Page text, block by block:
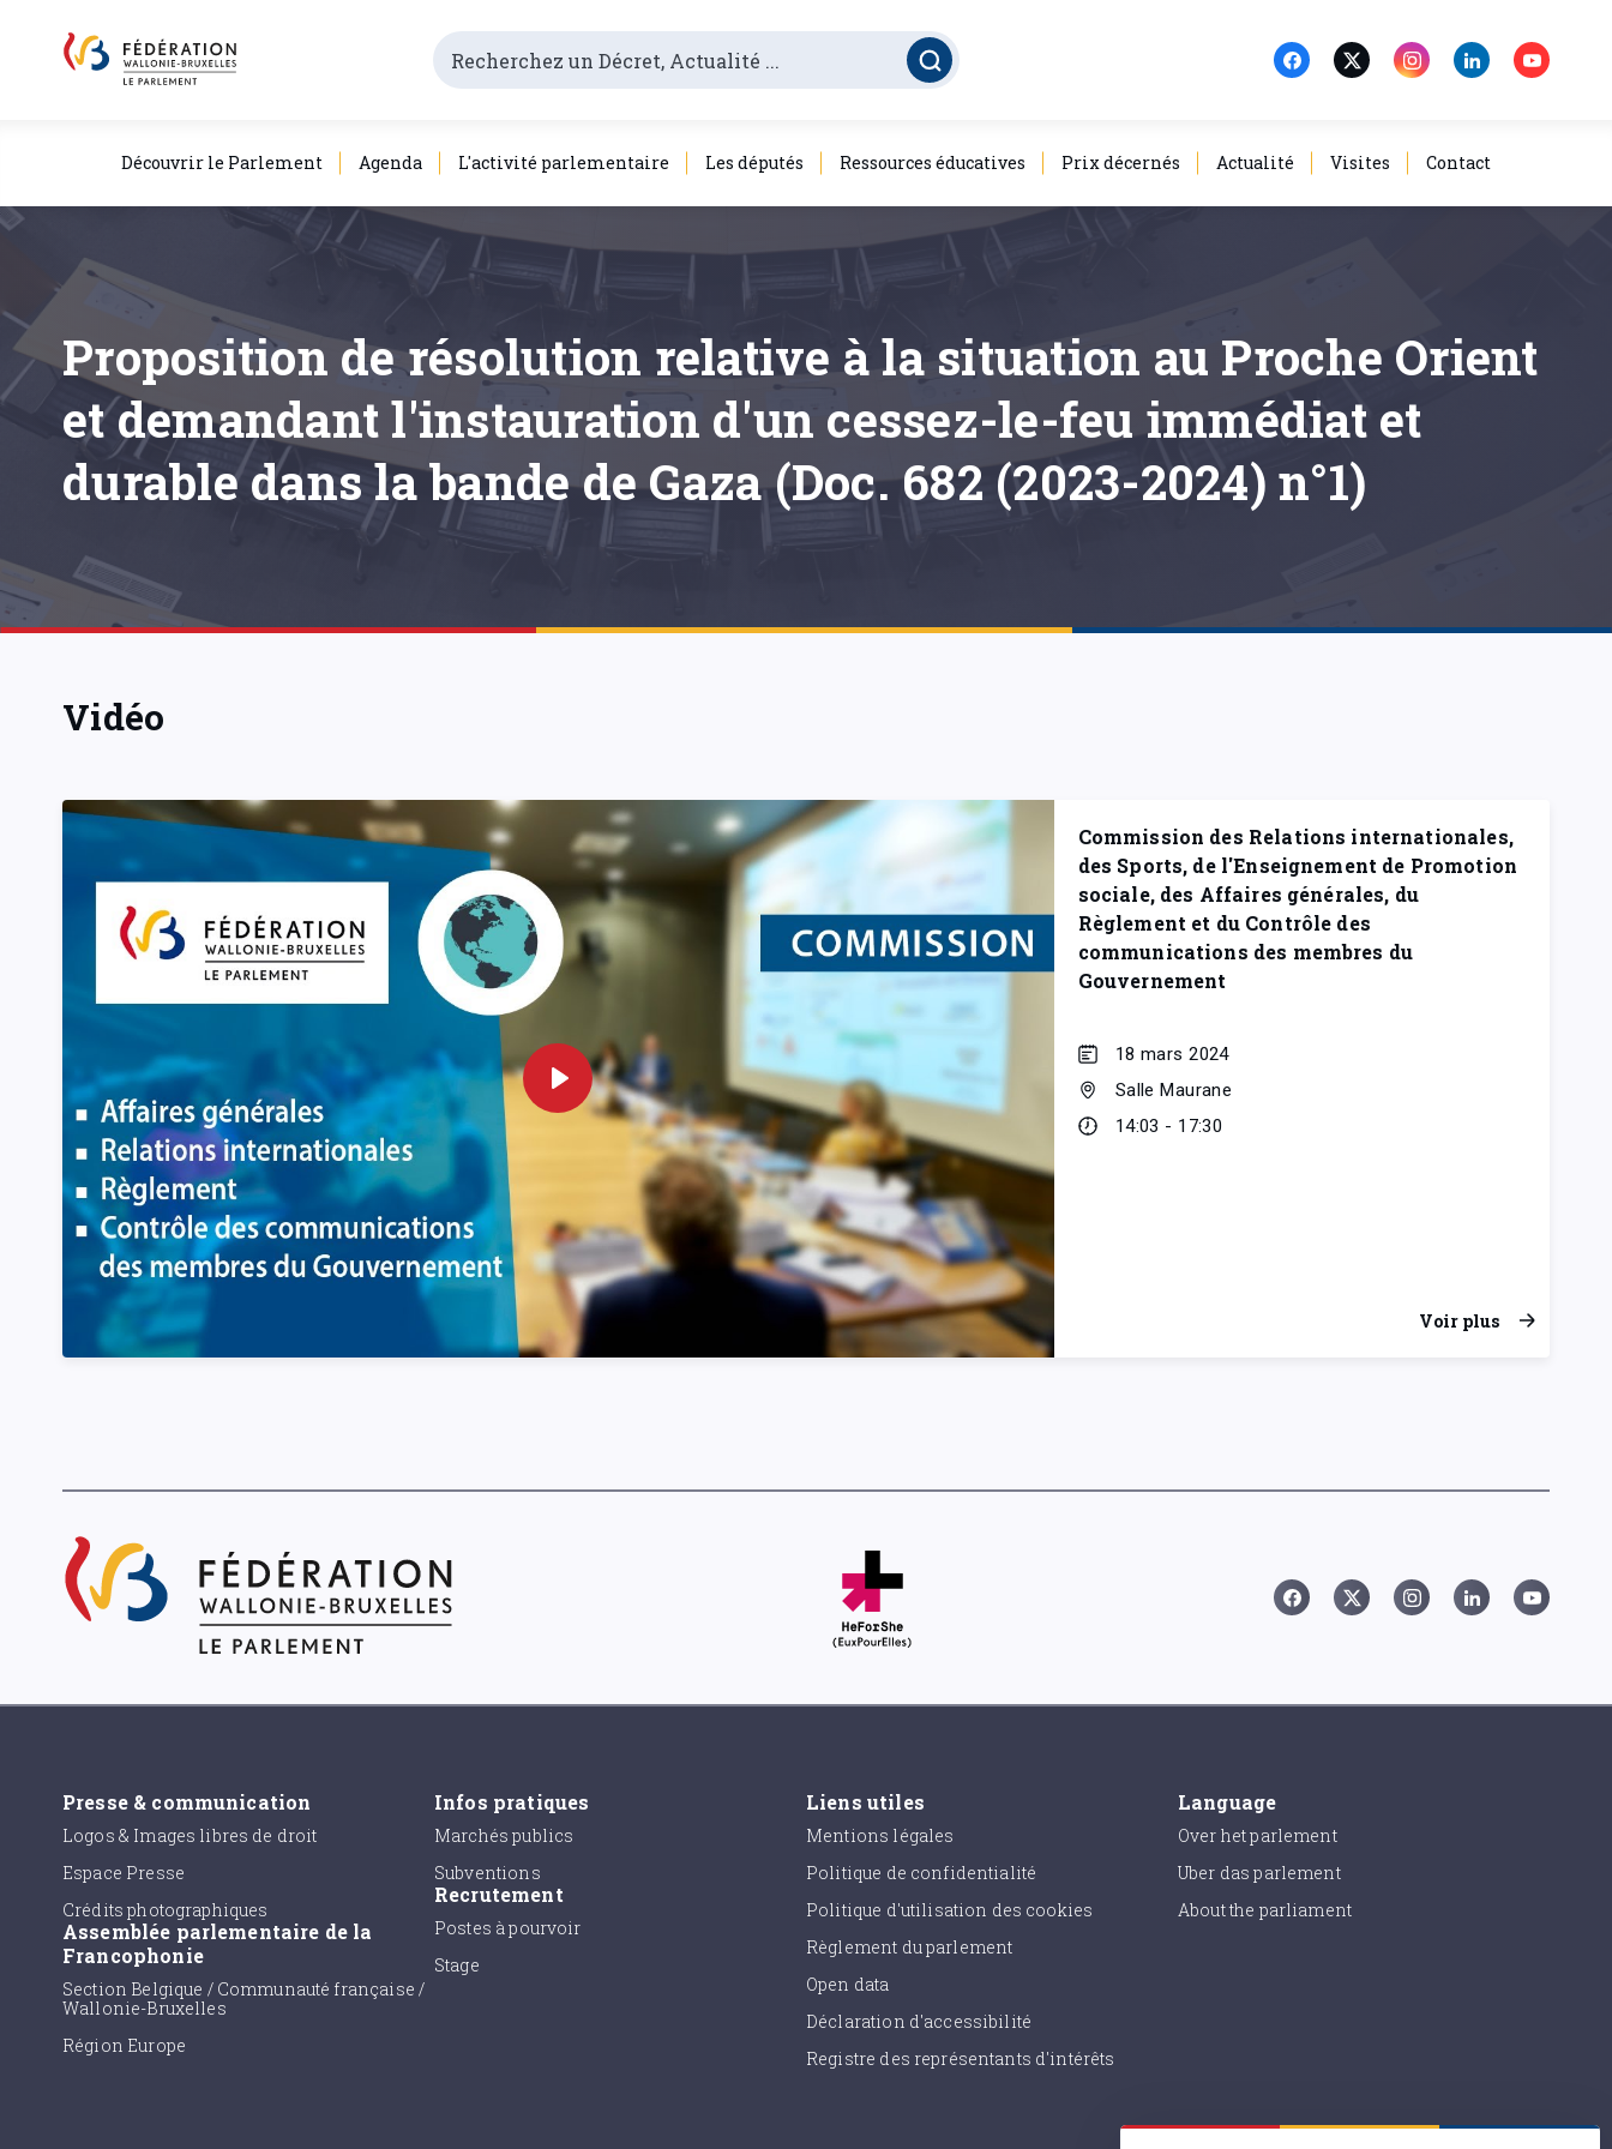
Découvrir le Parlement Agenda L'activité parlementaire Les députés Ressources éducatives Prix décernés Actualité Visites Contact
Proposition de résolution relative à la situation au Proche Orient
et demandant l'instauration d'un cessez-le-feu immédiat et
durable dans la bande de Gaza (Doc. 682 (2023-2024) n°1)
Vidéo
Commission des Relations internationales,
des Sports, de l'Enseignement de Promotion
sociale, des Affaires générales, du
Règlement et du Contrôle des
communications des membres du
Gouvernement
18 mars 2024
Salle Maurane
14:03 - 17:30
Voir plus
Presse & communication
Logos & Images libres de droit
Espace Presse
Crédits photographiques
Assemblée parlementaire de la
Francophonie
Section Belgique / Communauté française /
Wallonie-Bruxelles
Région Europe
Infos pratiques
Marchés publics
Subventions
Recrutement
Postes à pourvoir
Stage
Liens utiles
Mentions légales
Politique de confidentialité
Politique d'utilisation des cookies
Règlement du parlement
Open data
Déclaration d'accessibilité
Registre des représentants d'intérêts
Language
Over het parlement
Uber das parlement
About the parliament